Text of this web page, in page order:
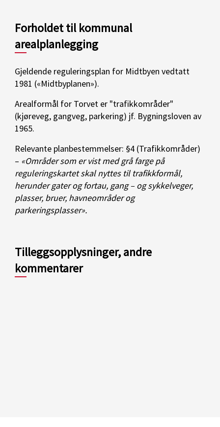
Forholdet til kommunal
arealplanlegging
Gjeldende reguleringsplan for Midtbyen vedtatt
1981 («Midtbyplanen»).
Arealformål for Torvet er "trafikkområder"
(kjøreveg, gangveg, parkering) jf. Bygningsloven av
1965.
Relevante planbestemmelser: §4 (Trafikkområder)
– «Områder som er vist med grå farge på
reguleringskartet skal nyttes til trafikkformål,
herunder gater og fortau, gang – og sykkelveger,
plasser, bruer, havneområder og
parkeringsplasser».
Tilleggsopplysninger, andre
kommentarer